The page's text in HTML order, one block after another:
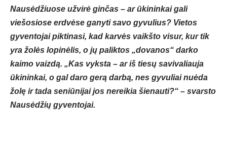
Nausėdžiuose užvirė ginčas – ar ūkininkai gali
viešosiose erdvėse ganyti savo gyvulius? Vietos
gyventojai piktinasi, kad karvės vaikšto visur, kur tik
yra žolės lopinėlis, o jų paliktos „dovanos“ darko
kaimo vaizdą. „Kas vyksta – ar iš tiesų savivaliauja
ūkininkai, o gal daro gerą darbą, nes gyvuliai nuėda
žolę ir tada seniūnijai jos nereikia šienauti?“ – svarsto
Nausėdžių gyventojai.